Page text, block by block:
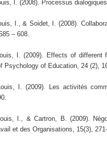
I. (2008). Processus
I., & Soidet, I. (2008).
– 608.
I. (2009). Effects of different
Psychology of Education, 24 (2),
I. (2009). Les activités
I., & Cartron, B. (2009).
et des Organisations, 15(3), 271-